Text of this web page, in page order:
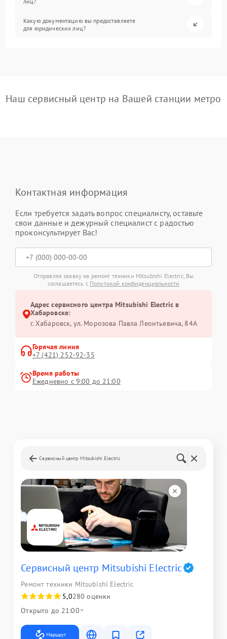
Какую документацию вы предоставляете
для юридических лиц?
Наш сервисный центр на Вашей станции метро
Контактная информация
Если требуется задать вопрос специалисту, оставьте
свои данные и дежурный специалист с радостью
проконсультирует Вас!
Отправляя заявку на ремонт техники Mitsubishi Electric, Вы
соглашаетесь с Политикой конфиденциальности
Адрес сервисного центра Mitsubishi Electric в
Хабаровске:
г. Хабаровск, ул. Морозова Павла Леонтьевича, 84А
Горячая линия
+7 (421) 252-92-35
Время работы
Ежедневно с 9:00 до 21:00
Сервисный центр Mitsubishi Electric
Сервисный центр Mitsubishi Electric
Ремонт техники Mitsubishi Electric
5,0280 оценки
Открыто до 21:00
Маршрут